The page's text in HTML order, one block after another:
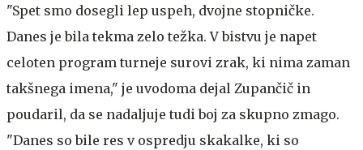
"Spet smo dosegli lep uspeh, dvojne stopničke.
Danes je bila tekma zelo težka. V bistvu je napet
celoten program turneje surovi zrak, ki nima zaman
takšnega imena," je uvodoma dejal Zupančič in
poudaril, da se nadaljuje tudi boj za skupno zmago.
"Danes so bile res v ospredju skakalke, ki so